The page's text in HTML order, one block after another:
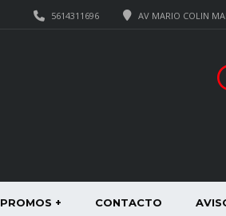
AV MARIO COLIN
5614311696
PROMOS + CONTACTO